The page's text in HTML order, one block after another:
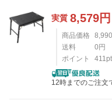
実質 8,579円
商品価格 8,990
送料
0円
ポイント
411 pt
12時までのご注文